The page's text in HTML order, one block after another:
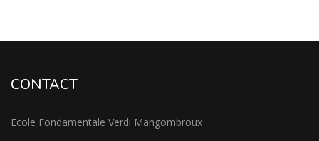
CONTACT
Ecole Fondamentale Verdi Mangombroux